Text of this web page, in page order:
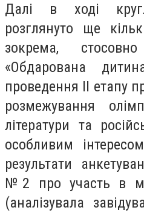
Далі в ході
розглянуто ще
зокрема,
«Обдарована
проведення ІІ етапу
розмежування
літератури та
особливим
результати
№2 про участь в
(аналізувала